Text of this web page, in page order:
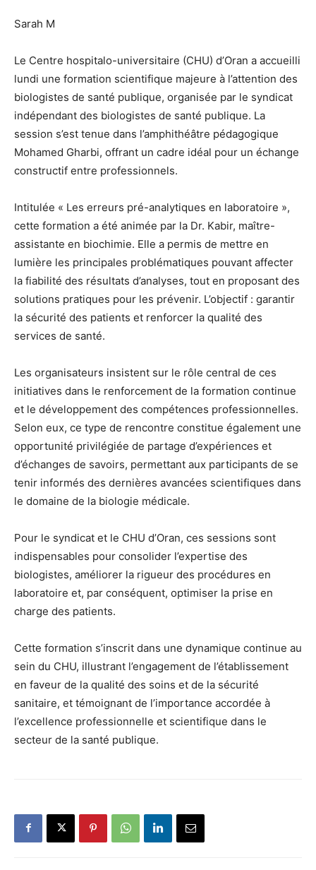
Sarah M
Le Centre hospitalo-universitaire (CHU) d’Oran a accueilli
lundi une formation scientifique majeure à l’attention des
biologistes de santé publique, organisée par le syndicat
indépendant des biologistes de santé publique. La
session s’est tenue dans l’amphithéâtre pédagogique
Mohamed Gharbi, offrant un cadre idéal pour un échange
constructif entre professionnels.
Intitulée « Les erreurs pré-analytiques en laboratoire »,
cette formation a été animée par la Dr. Kabir, maître-
assistante en biochimie. Elle a permis de mettre en
lumière les principales problématiques pouvant affecter
la fiabilité des résultats d’analyses, tout en proposant des
solutions pratiques pour les prévenir. L’objectif : garantir
la sécurité des patients et renforcer la qualité des
services de santé.
Les organisateurs insistent sur le rôle central de ces
initiatives dans le renforcement de la formation continue
et le développement des compétences professionnelles.
Selon eux, ce type de rencontre constitue également une
opportunité privilégiée de partage d’expériences et
d’échanges de savoirs, permettant aux participants de se
tenir informés des dernières avancées scientifiques dans
le domaine de la biologie médicale.
Pour le syndicat et le CHU d’Oran, ces sessions sont
indispensables pour consolider l’expertise des
biologistes, améliorer la rigueur des procédures en
laboratoire et, par conséquent, optimiser la prise en
charge des patients.
Cette formation s’inscrit dans une dynamique continue au
sein du CHU, illustrant l’engagement de l’établissement
en faveur de la qualité des soins et de la sécurité
sanitaire, et témoignant de l’importance accordée à
l’excellence professionnelle et scientifique dans le
secteur de la santé publique.